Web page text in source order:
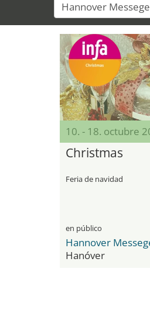
10. - 18. octubre
Christmas
Feria de navidad
en público
Hannover
Hanóver